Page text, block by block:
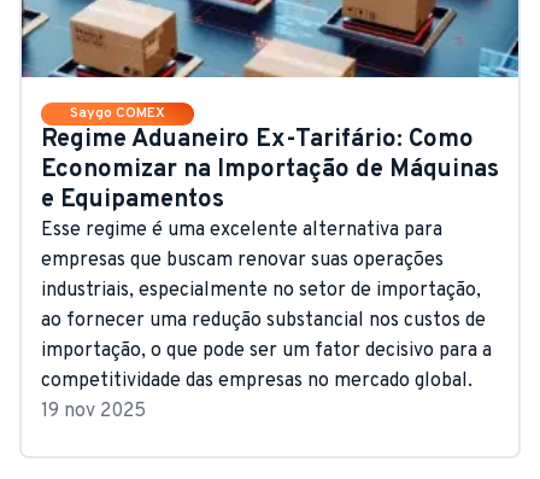
Saygo COMEX
Regime Aduaneiro Ex-Tarifário: Como
Economizar na Importação de Máquinas
e Equipamentos
Esse regime é uma excelente alternativa para
empresas que buscam renovar suas operações
industriais, especialmente no setor de importação,
ao fornecer uma redução substancial nos custos de
importação, o que pode ser um fator decisivo para a
competitividade das empresas no mercado global.
19 nov 2025